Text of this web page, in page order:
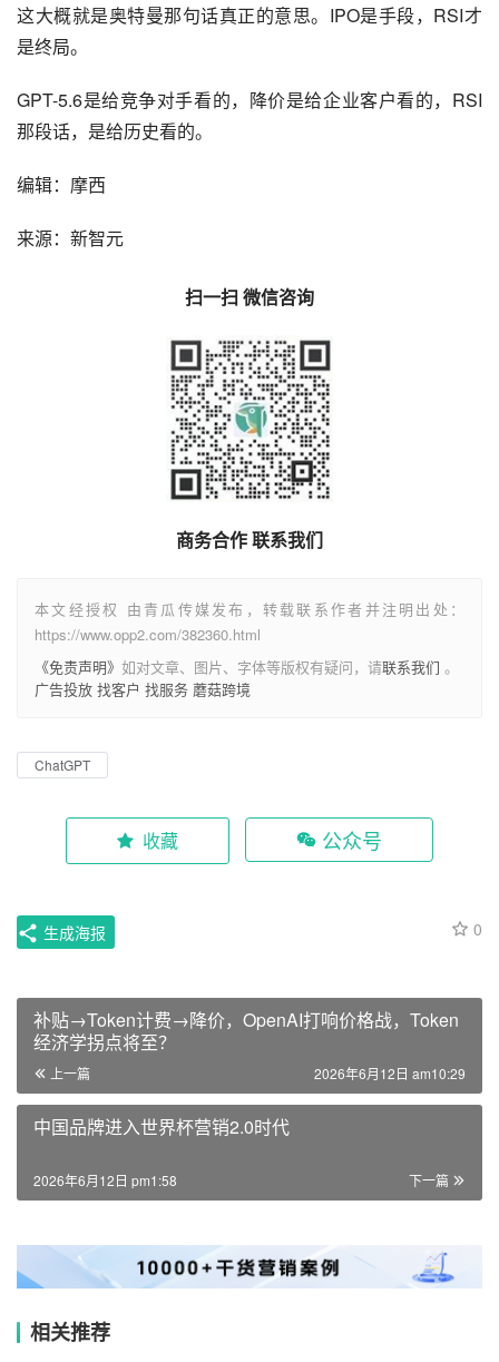
这大概就是奥特曼那句话真正的意思。IPO是手段，RSI才
是终局。
GPT-5.6是给竞争对手看的，降价是给企业客户看的，RSI
那段话，是给历史看的。
编辑：摩西
来源：新智元
扫一扫 微信咨询
商务合作 联系我们
本文经授权 由青瓜传媒发布，转载联系作者并注明出处：
https://www.opp2.com/382360.html
《免责声明》 如对文章、图片、字体等版权有疑问，请联系我们 。
广告投放 找客户 找服务 蘑菇跨境
ChatGPT
收藏 公众号
0
生成海报
补贴→Token计费→降价，OpenAI打响价格战，Token
经济学拐点将至？
上一篇 2026年6月12日 am10:29
中国品牌进入世界杯营销2.0时代
下一篇
2026年6月12日 pm1:58
相关推荐